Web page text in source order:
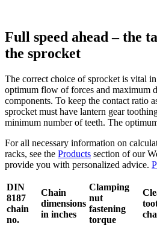
Full speed ahead – the
the sprocket
The correct choice of sprocket is vital
optimum flow of forces and maximum
components. To keep the contact ratio
sprocket must have lantern gear
minimum number of teeth. The
For all necessary information on
racks, see the Products section of our
provide you with personalized advice.
DIN
8187
chain
no.
Chain
dimensions
in inches
Clamping
nut
fastening
torque